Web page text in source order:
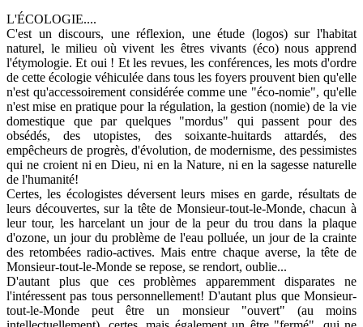
L'ÉCOLOGIE....
C'est un discours, une réflexion, une étude (logos) sur l'habitat
naturel, le milieu où vivent les êtres vivants (éco) nous apprend
l'étymologie. Et oui ! Et les revues, les conférences, les mots d'ordre
de cette écologie véhiculée dans tous les foyers prouvent bien qu'elle
n'est qu'accessoirement considérée comme une "éco-nomie", qu'elle
n'est mise en pratique pour la régulation, la gestion (nomie) de la vie
domestique que par quelques "mordus" qui passent pour des
obsédés, des utopistes, des soixante-huitards attardés, des
empêcheurs de progrès, d'évolution, de modernisme, des pessimistes
qui ne croient ni en Dieu, ni en la Nature, ni en la sagesse naturelle
de l'humanité!
Certes, les écologistes déversent leurs mises en garde, résultats de
leurs découvertes, sur la tête de Monsieur-tout-le-Monde, chacun à
leur tour, les harcelant un jour de la peur du trou dans la plaque
d'ozone, un jour du problème de l'eau polluée, un jour de la crainte
des retombées radio-actives. Mais entre chaque averse, la tête de
Monsieur-tout-le-Monde se repose, se rendort, oublie...
D'autant plus que ces problèmes apparemment disparates ne
l'intéressent pas tous personnellement! D'autant plus que Monsieur-
tout-le-Monde peut être un monsieur "ouvert" (au moins